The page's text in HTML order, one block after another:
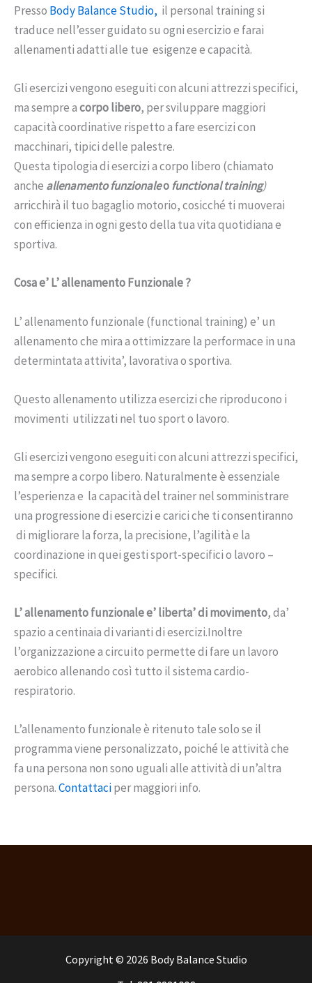
Presso Body Balance Studio, il personal training si
traduce nell’esser guidato su ogni esercizio e farai
allenamenti adatti alle tue esigenze e capacità.
Gli esercizi vengono eseguiti con alcuni attrezzi specifici,
ma sempre acorpo libero, per sviluppare maggiori
capacità coordinative rispetto a fare esercizi con
macchinari, tipici delle palestre.
Questa tipologia di esercizi a corpo libero (chiamato
anche allenamento funzionaleofunctional training)
arricchirà il tuo bagaglio motorio, cosicché ti muoverai
con efficienza in ogni gesto della tua vita quotidiana e
sportiva.
Cosa e’ L’ allenamento Funzionale ?
L’ allenamento funzionale (functional training) e’ un
allenamento che mira a ottimizzare la performace in una
determintata attivita’, lavorativa o sportiva.
Questo allenamento utilizza esercizi che riproducono i
movimenti utilizzati nel tuo sport o lavoro.
Gli esercizi vengono eseguiti con alcuni attrezzi specifici,
ma sempre a corpo libero. Naturalmente è essenziale
l’esperienza e la capacità del trainer nel somministrare
una progressione di esercizi e carici che ti consentiranno
di migliorare la forza, la precisione, l’agilità e la
coordinazione in quei gesti sport-specifici o lavoro –
specifici.
L’ allenamento funzionale e’ liberta’ di movimento, da’
spazio a centinaia di varianti di esercizi.Inoltre
l’organizzazione a circuito permette di fare un lavoro
aerobico allenando così tutto il sistema cardio-
respiratorio.
L’allenamento funzionale è ritenuto tale solo se il
programma viene personalizzato, poiché le attività che
fa una persona non sono uguali alle attività di un’altra
persona.Contattaciper maggiori info.
Copyright © 2026 Body Balance Studio